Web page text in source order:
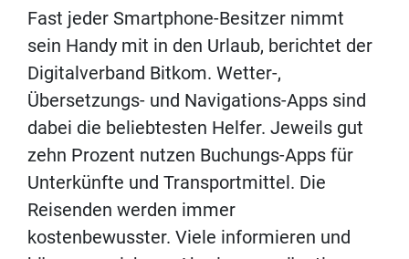
Fast jeder Smartphone-Besitzer nimmt
sein Handy mit in den Urlaub, berichtet der
Digitalverband Bitkom. Wetter-,
Übersetzungs- und Navigations-Apps sind
dabei die beliebtesten Helfer. Jeweils gut
zehn Prozent nutzen Buchungs-Apps für
Unterkünfte und Transportmittel. Die
Reisenden werden immer
kostenbewusster. Viele informieren und